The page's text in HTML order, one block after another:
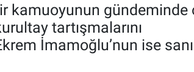
kamuoyunun gündeminde
tartışmalarını
İmamoğlu’nun ise